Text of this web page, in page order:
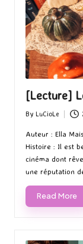
[Lecture]
Posted
by
By LuCioLe
Auteur : Ella
Histoire : Il est
cinéma dont
une réputation
Read More